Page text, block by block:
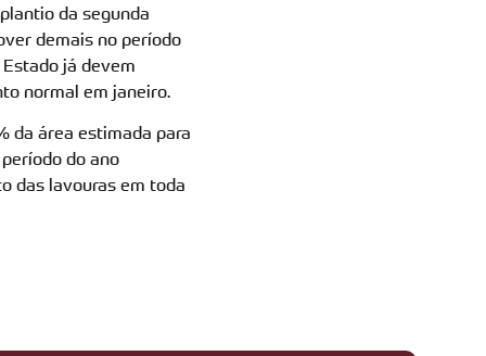
da segunda
demais no período
já devem
normal em janeiro.
da área estimada para
do ano
das lavouras em toda